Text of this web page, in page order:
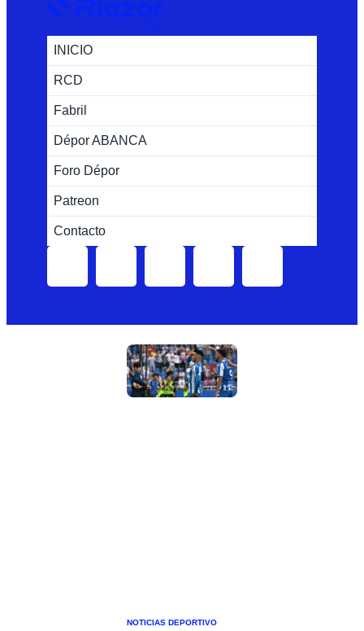
INICIO
RCD
Fabril
Dépor ABANCA
Foro Dépor
Patreon
Contacto
NOTICIAS DEPORTIVO